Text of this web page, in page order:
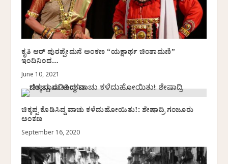
ಕೃತಿ ಆರ್ ಪುರಪ್ಪೇಮನೆ ಅಂಕಣ “ಯಕ್ಷಾರ್ಥ ಚಿಂತಾಮಣಿ”
ಇಂದಿನಿಂದ…
June 10, 2021
ಚಿಕ್ಕಪ್ಪ ಕೊಡಿಸಿದ್ದ ವಾಚು ಕಳೆದುಹೋಯಿತು!: ಶೇಷಾದ್ರಿ ಗಂಜೂರು
ಅಂಕಣ
September 16, 2020